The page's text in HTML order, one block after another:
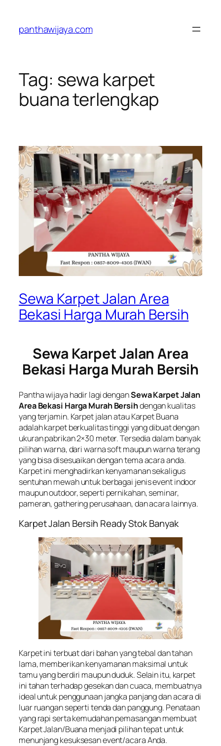
konten
panthawijaya.com
Tag: sewa karpet
buana terlengkap
Sewa Karpet Jalan Area
Bekasi Harga Murah Bersih
Sewa Karpet Jalan Area
Bekasi Harga Murah Bersih
Pantha wijaya hadir lagi denganSewa Karpet Jalan
Area Bekasi Harga Murah Bersihdengan kualitas
yang terjamin. Karpet jalan atau Karpet Buana
adalah karpet berkualitas tinggi yang dibuat dengan
ukuran pabrikan 2×30 meter. Tersedia dalam banyak
pilihan warna, dari warna soft maupun warna terang
yang bisa disesuaikan dengan tema acara anda.
Karpet ini menghadirkan kenyamanan sekaligus
sentuhan mewah untuk berbagai jenis event indoor
maupun outdoor, seperti pernikahan, seminar,
pameran, gathering perusahaan, dan acara lainnya.
Karpet Jalan Bersih Ready Stok Banyak
Karpet ini terbuat dari bahan yang tebal dan tahan
lama, memberikan kenyamanan maksimal untuk
tamu yang berdiri maupun duduk. Selain itu, karpet
ini tahan terhadap gesekan dan cuaca, membuatnya
ideal untuk penggunaan jangka panjang dan acara di
luar ruangan seperti tenda dan panggung. Penataan
yang rapi serta kemudahan pemasangan membuat
Karpet Jalan/Buana menjadi pilihan tepat untuk
menunjang kesuksesan event/acara Anda.